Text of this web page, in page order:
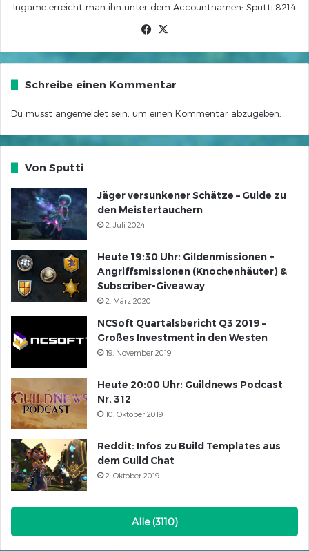
Ingame erreicht man ihn unter dem Accountnamen: Sputti.8214
Facebook
Schreibe einen Kommentar
Du musst angemeldet sein, um einen Kommentar abzugeben.
Von Sputti
Jäger versunkener Schätze – Guide zu
den Meistertauchern
2. Juli 2024
Heute 19:30 Uhr: Gildenmissionen +
Angriffsmissionen (Knochenhäuter) &
Subscriber-Giveaway
2. März 2020
NCSoft Quartalsbericht Q3 2019 –
Großes Investment in den Westen
19. November 2019
Heute 20:00 Uhr: Guildnews Podcast
Nr. 312
10. Oktober 2019
Reddit: Infos zu Build Templates aus
dem Guild Chat
2. Oktober 2019
Alle (3110)